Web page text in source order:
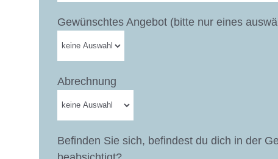
Gewünschtes Angebot (bitte nur eines
Abrechnung
Befinden Sie sich, befindest du dich in der